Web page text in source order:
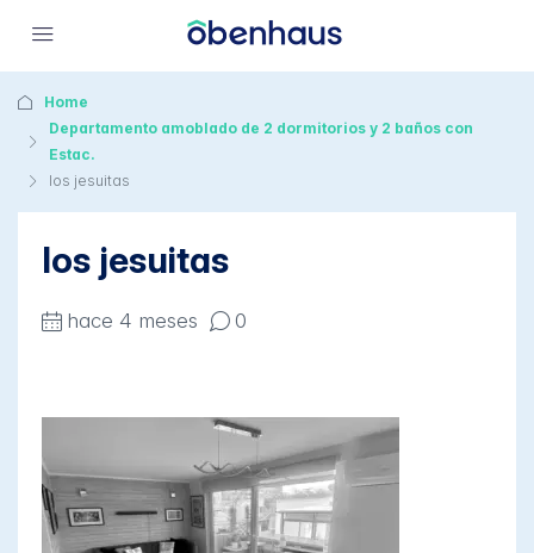
Home
Departamento amoblado de 2 dormitorios y 2 baños con
Estac.
los jesuitas
los jesuitas
hace 4 meses 0